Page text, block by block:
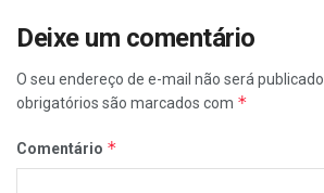
Deixe um comentário
O seu endereço de e-mail não será publicado.
obrigatórios são marcados com *
Comentário *